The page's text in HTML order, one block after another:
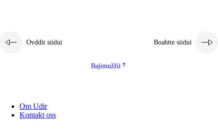
Ovddit siidui Boahtte siidui
Bajimužžii
Om Udir
Kontakt oss